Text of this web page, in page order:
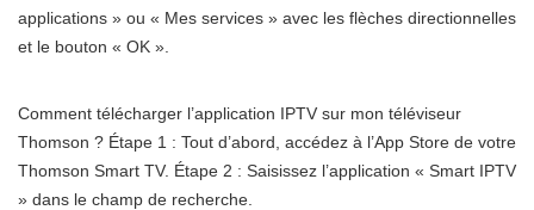
applications » ou « Mes services » avec les flèches directionnelles
et le bouton « OK ».
Comment télécharger l’application IPTV sur mon téléviseur
Thomson ? Étape 1 : Tout d’abord, accédez à l’App Store de votre
Thomson Smart TV. Étape 2 : Saisissez l’application « Smart IPTV
» dans le champ de recherche.